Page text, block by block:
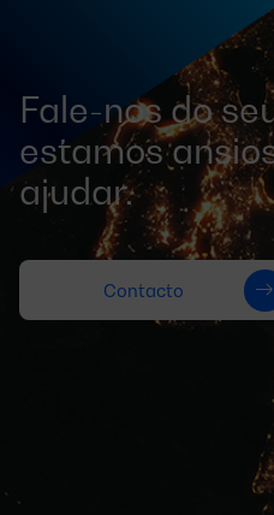
Fale-nos do
estamos
ajudar.
Contacto